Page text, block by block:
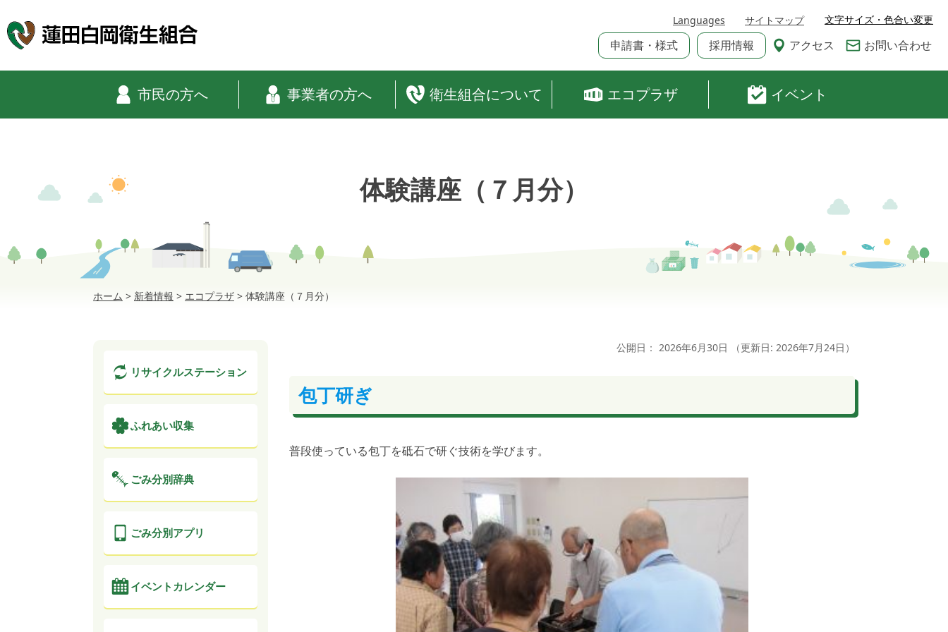
市民の方へ 事業者の方へ 衛生組合について エコプラザ イベント
申請書・様式 採用情報 アクセス お問い合わせ
サイトマップ
Languages 文字サイズ・色合い変更
体験講座（７月分）
ホーム > 新着情報 > エコプラザ > 体験講座（７月分）
公開日： 2026年6月30日 （更新日: 2026年7月24日 ）
包丁研ぎ
普段使っている包丁を砥石で研ぐ技術を学びます。
リサイクルステーション
ふれあい収集
ごみ分別辞典
ごみ分別アプリ
イベントカレンダー